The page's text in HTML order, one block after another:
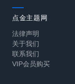
点金主题网
法律声明
关于我们
联系我们
VIP会员购买